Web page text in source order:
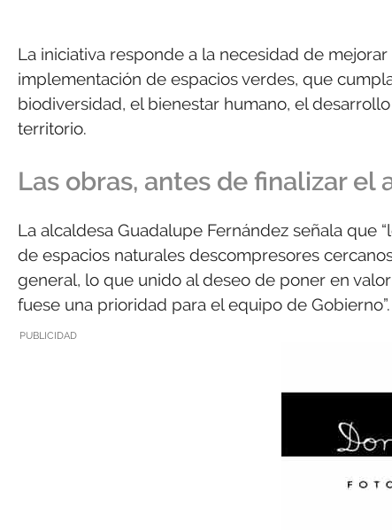
La iniciativa responde a la necesidad de
implementación de espacios verdes, que
biodiversidad, el bienestar humano, el
territorio.
Las obras, antes de finalizar el
La alcaldesa Guadalupe Fernández señala que
de espacios naturales descompresores
general, lo que unido al deseo de poner en
fuese una prioridad para el equipo de Gobierno”.
PUBLICIDAD